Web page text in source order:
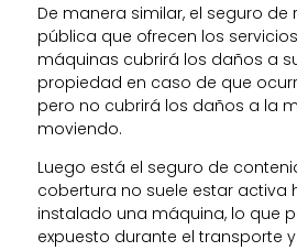
De manera similar, el seguro
pública que ofrecen los
máquinas cubrirá los daños a
propiedad en caso de que
pero no cubrirá los daños a la
moviendo.
Luego está el seguro de
cobertura no suele estar activa
instalado una máquina, lo que
expuesto durante el transporte